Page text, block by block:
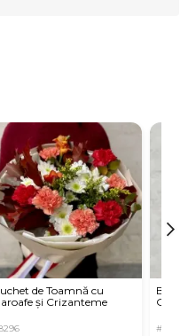
de Toamnă cu
și Crizanteme
#8346